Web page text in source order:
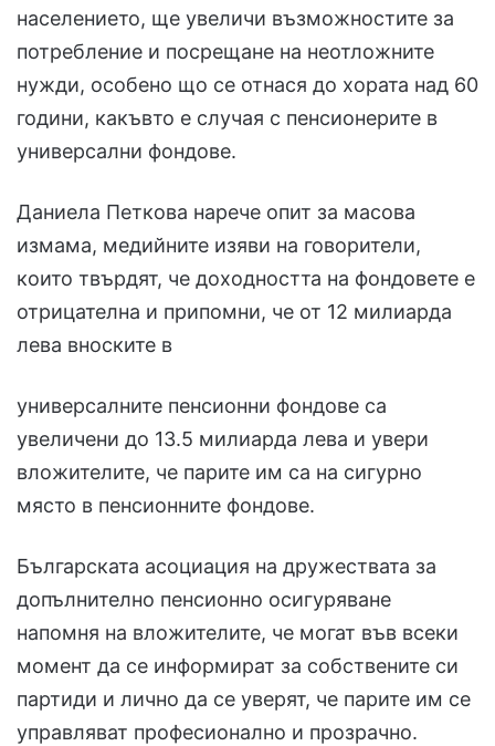
населението, ще увеличи възможностите за
потребление и посрещане на неотложните
нужди, особено що се отнася до хората над 60
години, какъвто е случая с пенсионерите в
универсални фондове.
Даниела Петкова нарече опит за масова
измама, медийните изяви на говорители,
които твърдят, че доходността на фондовете е
отрицателна и припомни, че от 12 милиарда
лева вноските в
универсалните пенсионни фондове са
увеличени до 13.5 милиарда лева и увери
вложителите, че парите им са на сигурно
място в пенсионните фондове.
Българската асоциация на дружествата за
допълнително пенсионно осигуряване
напомня на вложителите, че могат във всеки
момент да се информират за собствените си
партиди и лично да се уверят, че парите им се
управляват професионално и прозрачно.